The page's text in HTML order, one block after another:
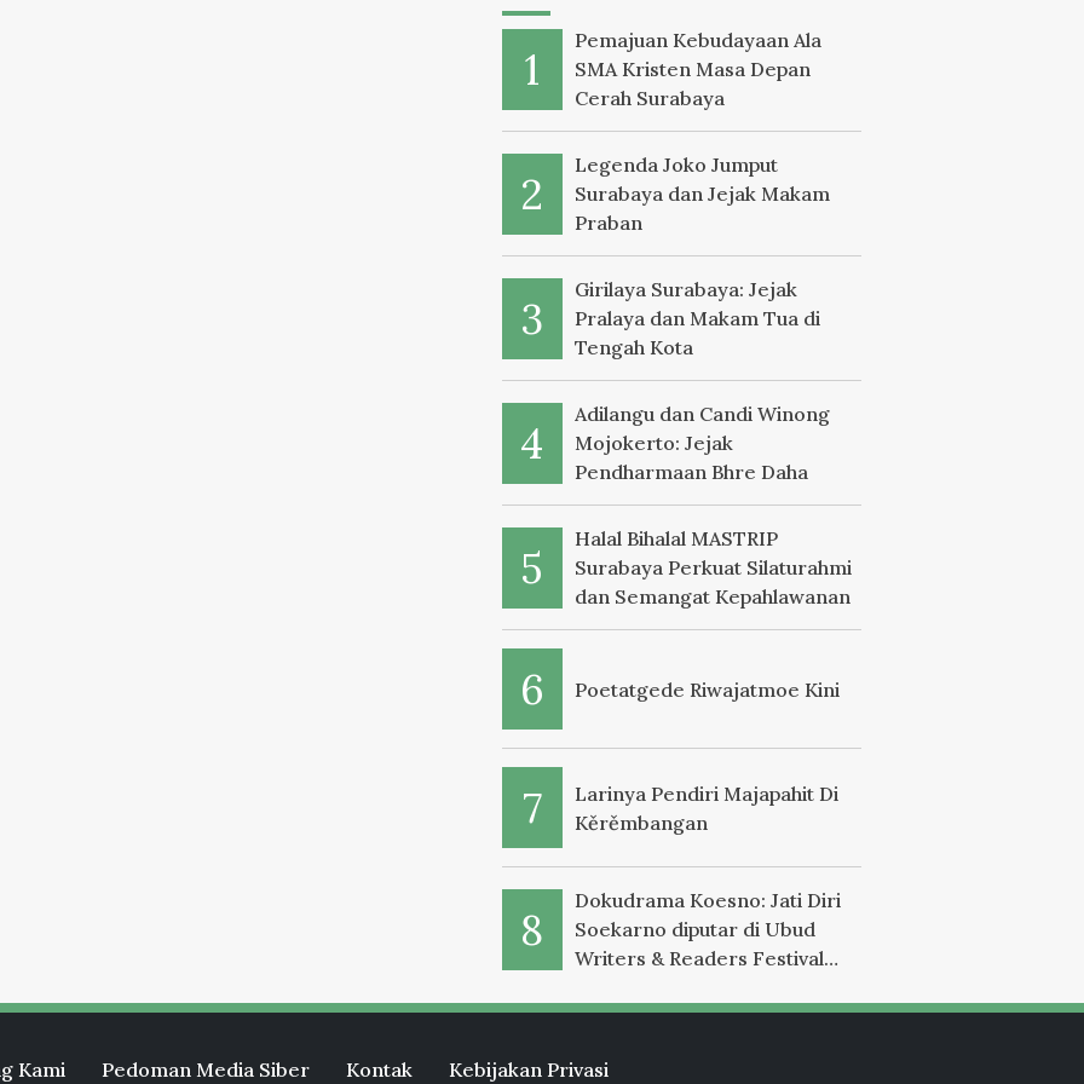
Pemajuan Kebudayaan Ala
SMA Kristen Masa Depan
Cerah Surabaya
Legenda Joko Jumput
Surabaya dan Jejak Makam
Praban
Girilaya Surabaya: Jejak
Pralaya dan Makam Tua di
Tengah Kota
Adilangu dan Candi Winong
Mojokerto: Jejak
Pendharmaan Bhre Daha
Halal Bihalal MASTRIP
Surabaya Perkuat Silaturahmi
dan Semangat Kepahlawanan
Poetatgede Riwajatmoe Kini
Larinya Pendiri Majapahit Di
Kěrěmbangan
Dokudrama Koesno: Jati Diri
Soekarno diputar di Ubud
Writers & Readers Festival
Kami Pedoman Media Siber Kontak Kebijakan Privasi